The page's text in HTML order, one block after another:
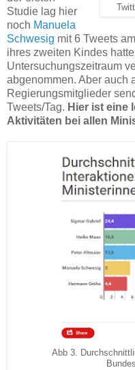
Studie lag hier
noch Manuela
Schwesig mit 6 Tweets
ihres zweiten Kindes
Untersuchungszeitraum
abgenommen. Aber auch
Regierungsmitglieder
Tweets/Tag. Hier ist eine
Aktivitäten bei allen
Abb 3.